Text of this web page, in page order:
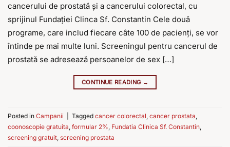
cancerului de prostată și a cancerului colorectal, cu
sprijinul Fundației Clinca Sf. Constantin Cele două
programe, care includ fiecare câte 100 de pacienți, se vor
întinde pe mai multe luni. Screeningul pentru cancerul de
prostată se adresează persoanelor de sex […]
CONTINUE READING →
Posted in Campanii Tagged cancer colorectal, cancer prostata,
coonoscopie gratuita, formular 2%, Fundatia Clinica Sf. Constantin,
screening gratuit, screening prostata